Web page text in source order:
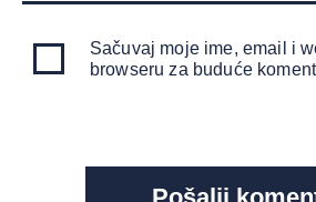
Sačuvaj moje ime, email i
browseru za buduće